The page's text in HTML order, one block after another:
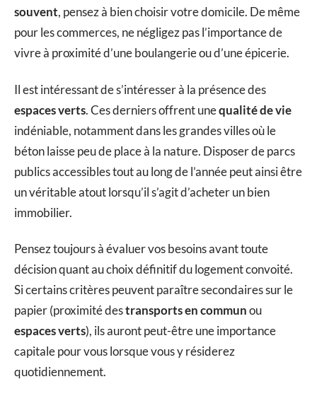
souvent, pensez à bien choisir votre domicile. De même
pour les commerces, ne négligez pas l’importance de
vivre à proximité d’une boulangerie ou d’une épicerie.
Il est intéressant de s’intéresser à la présence des
espaces verts. Ces derniers offrent unequalité de vie
indéniable, notamment dans les grandes villes où le
béton laisse peu de place à la nature. Disposer de parcs
publics accessibles tout au long de l’année peut ainsi être
un véritable atout lorsqu’il s’agit d’acheter un bien
immobilier.
Pensez toujours à évaluer vos besoins avant toute
décision quant au choix définitif du logement convoité.
Si certains critères peuvent paraître secondaires sur le
papier (proximité destransports en communou
espaces verts), ils auront peut-être une importance
capitale pour vous lorsque vous y résiderez
quotidiennement.